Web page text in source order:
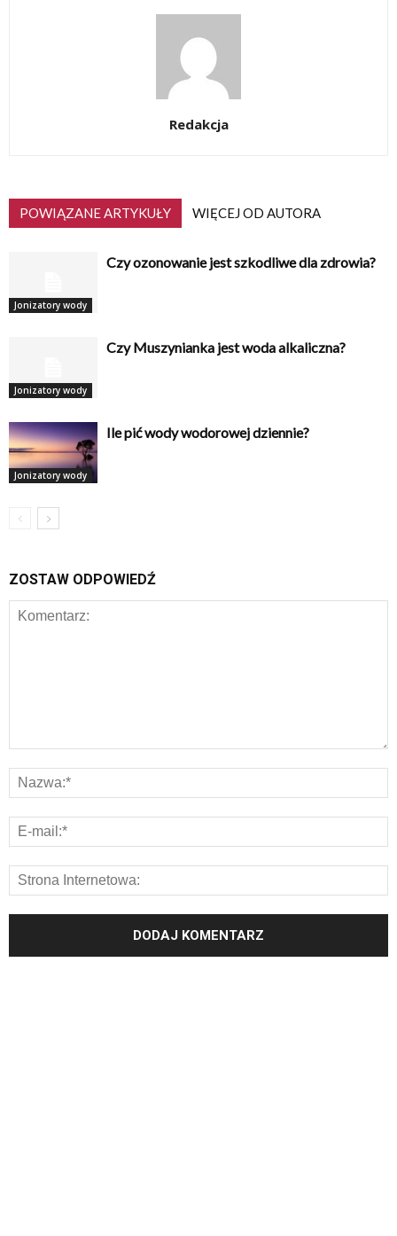
Redakcja
POWIĄZANE ARTYKUŁY WIĘCEJ OD AUTORA
Jonizatory wody
Czy ozonowanie jest szkodliwe dla zdrowia?
Jonizatory wody
Czy Muszynianka jest woda alkaliczna?
Jonizatory wody
Ile pić wody wodorowej dziennie?
ZOSTAW ODPOWIEDŹ